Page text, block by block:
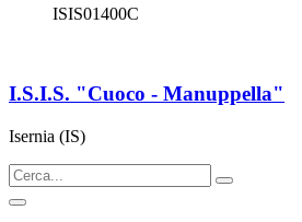
ISIS01400C
I.S.I.S. "Cuoco - Manuppella"
Isernia (IS)